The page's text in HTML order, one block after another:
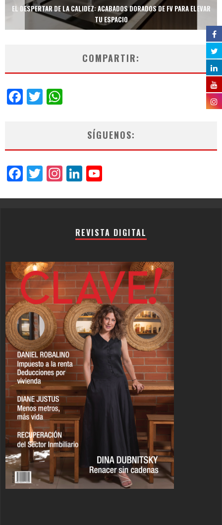
EL DESPERTAR DE LA CALIDEZ: ACABADOS DORADOS DE FV PARA ELEVAR
TU ESPACIO
COMPARTIR:
Facebook
Twitter
SÍGUENOS:
Facebook
Twitter
Instagram
LinkedIn
REVISTA DIGITAL